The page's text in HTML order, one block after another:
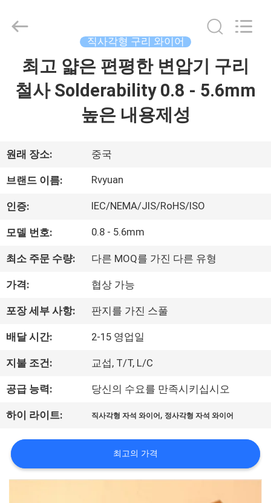
동
영
상
우
리
에
대
하
여
장
여
2026
Material
Rights
Reserved.
직사각형 구리 와이어
최고 얇은 편평한 변압기 구리
철사 Solderability 0.8 - 5.6mm
높은 내용제성
원래 장소: 중국
브랜드 이름: Rvyuan
인증: IEC/NEMA/JIS/RoHS/ISO
모델 번호: 0.8 - 5.6mm
최소 주문 수량: 다른 MOQ를 가진 다른 유형
가격: 협상 가능
포장 세부 사항: 판지를 가진 스풀
배달 시간: 2-15 영업일
지불 조건: 교섭, T/T, L/C
공급 능력: 당신의 수요를 만족시키십시오
하이 라이트: 직사각형 자석 와이어 , 정사각형 자석 와이어
최고의 가격